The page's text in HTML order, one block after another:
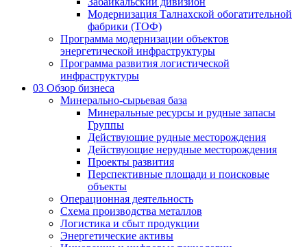
Модернизация Талнахской обогатительной
фабрики (ТОФ)
Программа модернизации объектов
энергетической инфраструктуры
Программа развития логистической
инфраструктуры
03 Обзор бизнеса
Минерально-сырьевая база
Минеральные ресурсы и рудные запасы
Группы
Действующие рудные месторождения
Действующие нерудные месторождения
Проекты развития
Перспективные площади и поисковые
объекты
Операционная деятельность
Схема производства металлов
Логистика и сбыт продукции
Энергетические активы